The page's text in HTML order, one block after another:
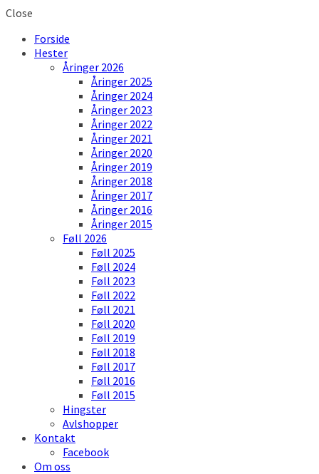
Close
Forside
Hester
Åringer 2026
Åringer 2025
Åringer 2024
Åringer 2023
Åringer 2022
Åringer 2021
Åringer 2020
Åringer 2019
Åringer 2018
Åringer 2017
Åringer 2016
Åringer 2015
Føll 2026
Føll 2025
Føll 2024
Føll 2023
Føll 2022
Føll 2021
Føll 2020
Føll 2019
Føll 2018
Føll 2017
Føll 2016
Føll 2015
Hingster
Avlshopper
Kontakt
Facebook
Om oss